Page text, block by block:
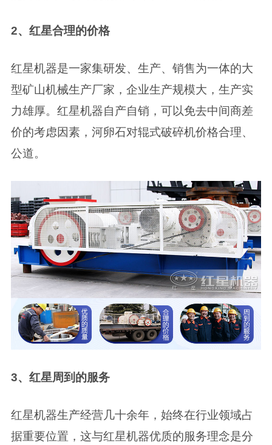
2、红星合理的价格
红星机器是一家集研发、生产、销售为一体的大
型矿山机械生产厂家，企业生产规模大，生产实
力雄厚。红星机器自产自销，可以免去中间商差
价的考虑因素，河卵石对辊式破碎机价格合理、
公道。
3、红星周到的服务
红星机器生产经营几十余年，始终在行业领域占
据重要位置，这与红星机器优质的服务理念是分